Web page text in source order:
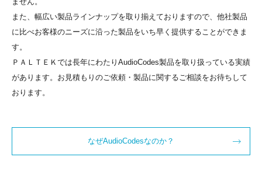
また、幅広い製品ラインナップを取り揃えておりますので、他社製品
に比べお客様のニーズに沿った製品をいち早く提供することができま
す。
ＰＡＬＴＥＫでは長年にわたりAudioCodes製品を取り扱っている実績
があります。お見積もりのご依頼・製品に関するご相談をお待ちして
おります。
なぜAudioCodesなのか？